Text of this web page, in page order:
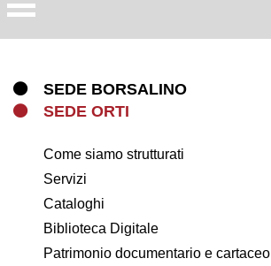
SEDE BORSALINO
SEDE ORTI
Come siamo strutturati
Servizi
Cataloghi
Biblioteca Digitale
Patrimonio documentario e cartaceo